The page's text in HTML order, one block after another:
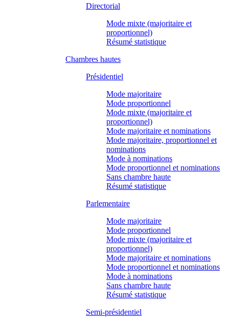
Directorial
Mode mixte (majoritaire et
proportionnel)
Résumé statistique
Chambres hautes
Présidentiel
Mode majoritaire
Mode proportionnel
Mode mixte (majoritaire et
proportionnel)
Mode majoritaire et nominations
Mode majoritaire, proportionnel et
nominations
Mode à nominations
Mode proportionnel et nominations
Sans chambre haute
Résumé statistique
Parlementaire
Mode majoritaire
Mode proportionnel
Mode mixte (majoritaire et
proportionnel)
Mode majoritaire et nominations
Mode proportionnel et nominations
Mode à nominations
Sans chambre haute
Résumé statistique
Semi-présidentiel